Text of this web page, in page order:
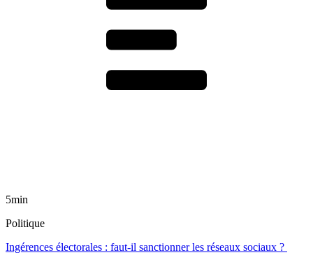
5min
Politique
Ingérences électorales : faut-il sanctionner les réseaux sociaux ?